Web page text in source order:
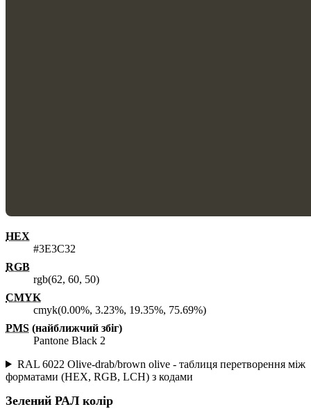
HEX
#3E3C32
RGB
rgb(62, 60, 50)
CMYK
cmyk(0.00%, 3.23%, 19.35%, 75.69%)
PMS (найближчий збіг)
Pantone Black 2
RAL 6022 Olive-drab/brown olive - таблиця перетворення між
форматами (HEX, RGB, LCH) з кодами
Зелений РАЛ колір